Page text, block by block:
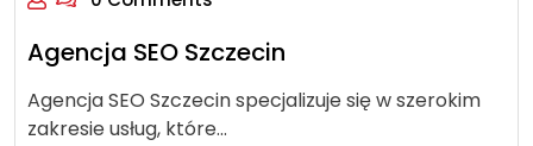
Agencja SEO Szczecin
Agencja SEO Szczecin specjalizuje się w szerokim
zakresie usług, które…